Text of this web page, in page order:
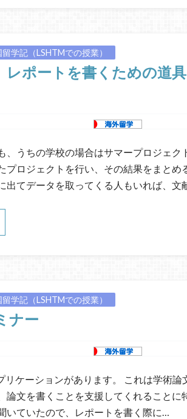
学記（LSHTMでの授業）
レポートを書くための道
、うちの学校の場合はサマープロジェク
プロジェクトを行い、その結果をまとめ
出てデータを取ってくる人もいれば、文
学記（LSHTMでの授業）
ナー
リケーションがあります。 これは学術
論文を書くことを支援してくれることに
いていたので、レポートを書く際に…